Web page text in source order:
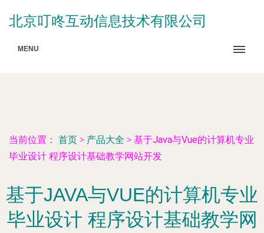
北京叮咚互动信息技术有限公司
MENU
当前位置： 首页 > 产品大全 > 基于Java与Vue的计算机专业
毕业设计 程序设计基础教学网站开发
基于JAVA与VUE的计算机专业
毕业设计 程序设计基础教学网